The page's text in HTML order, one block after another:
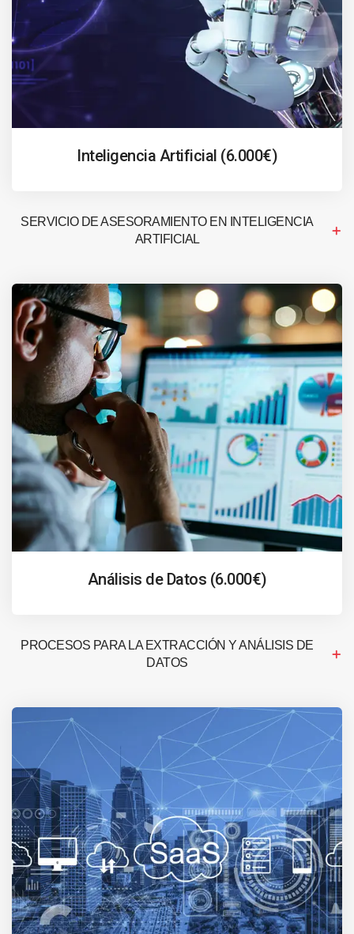
Inteligencia Artificial (6.000€)
SERVICIO DE ASESORAMIENTO EN INTELIGENCIA
ARTIFICIAL
Análisis de Datos (6.000€)
PROCESOS PARA LA EXTRACCIÓN Y ANÁLISIS DE
DATOS